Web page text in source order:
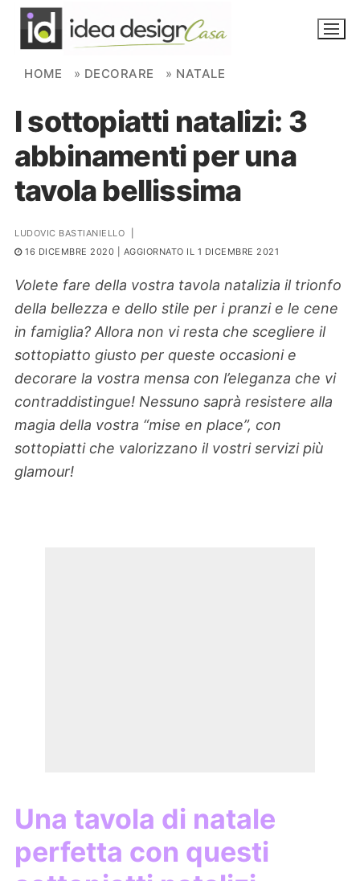
Skip to content
NOVITÀ
AMBIENTI
FAI DA TE
PIANTE
Search for:
HOME » DECORARE » NATALE
I sottopiatti natalizi: 3
abbinamenti per una
tavola bellissima
LUDOVIC BASTIANIELLO
16 DICEMBRE 2020 | AGGIORNATO IL 1 DICEMBRE 2021
Volete fare della vostra tavola natalizia il trionfo
della bellezza e dello stile per i pranzi e le cene
in famiglia? Allora non vi resta che scegliere il
sottopiatto giusto per queste occasioni e
decorare la vostra mensa con l’eleganza che vi
contraddistingue! Nessuno saprà resistere alla
magia della vostra “mise en place”, con
sottopiatti che valorizzano il vostri servizi più
glamour!
Una tavola di natale
perfetta con questi